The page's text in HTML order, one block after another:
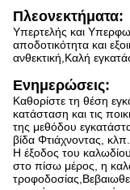
Πλεονεκτήματα:
Υπερτελής και
αποδοτικότητα και
ανθεκτική,Καλή
Ενημερώσεις:
Καθορίστε τη θέση
κατάσταση και τις
της μεθόδου
βίδα Φτιάχνοντας, κλπ.
Η έξοδος του
στο πίσω μέρος, η